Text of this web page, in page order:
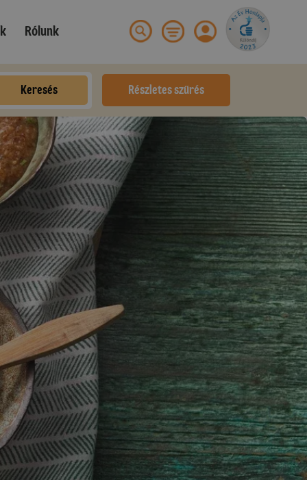
Rólunk
Keresés Részletes szűrés